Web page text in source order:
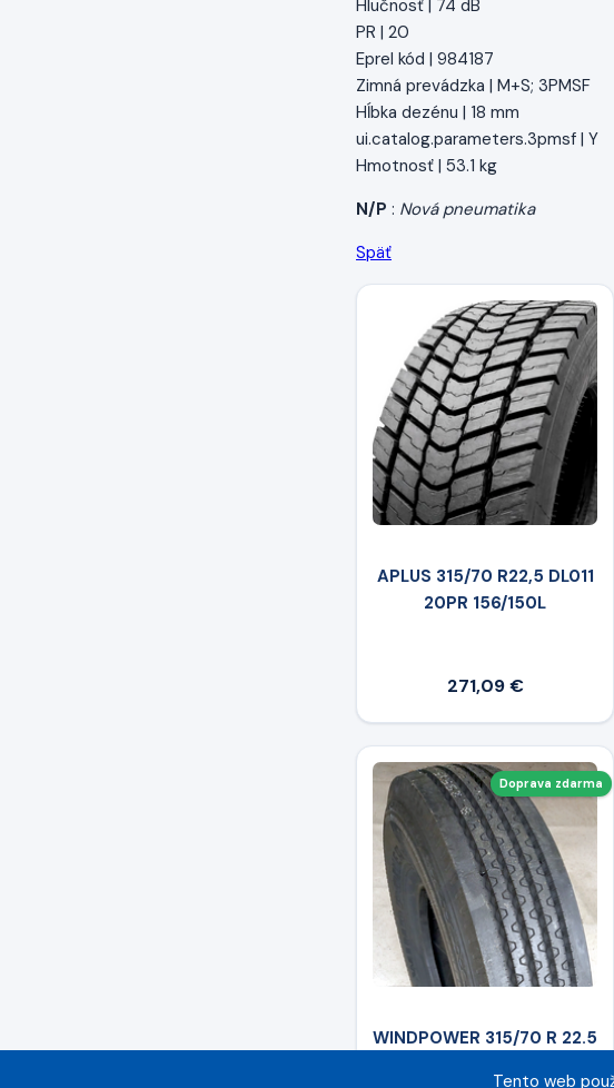
Hlučnosť | 74 dB
PR | 20
Eprel kód | 984187
Zimná prevádzka | M+S; 3PMSF
Hĺbka dezénu | 18 mm
ui.catalog.parameters.3pmsf | Y
Hmotnosť | 53.1 kg
N/P : Nová pneumatika
Späť
APLUS 315/70 R22,5 DL011
20PR 156/150L
271,09 €
Doprava zdarma
WINDPOWER 315/70 R 22.5
Tento web